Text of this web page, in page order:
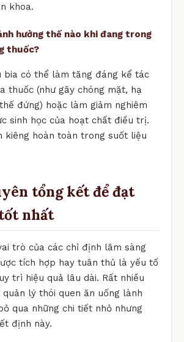
khoa.
hưởng thế nào khi đang trong
thuốc?
bia có thể làm tăng đáng kể tác
thuốc (như gây chóng mặt, hạ
đứng) hoặc làm giảm nghiêm
sinh học của hoạt chất điều trị.
kiêng hoàn toàn trong suốt liệu
tổng kết để đạt
nhất
trò của các chỉ định lâm sàng
tích hợp hay tuân thủ là yếu tố
trì hiệu quả lâu dài. Rất nhiều
quản lý thói quen ăn uống lành
qua những chi tiết nhỏ nhưng
định này.